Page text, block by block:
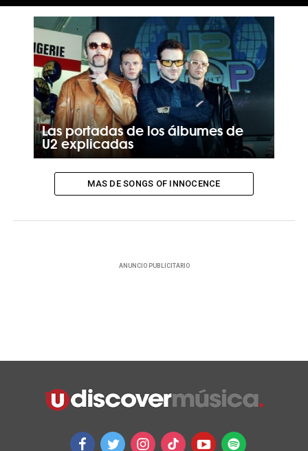
Las portadas de los álbumes de
U2 explicadas
MAS DE SONGS OF INNOCENCE
ANUNCIO PUBLICITARIO